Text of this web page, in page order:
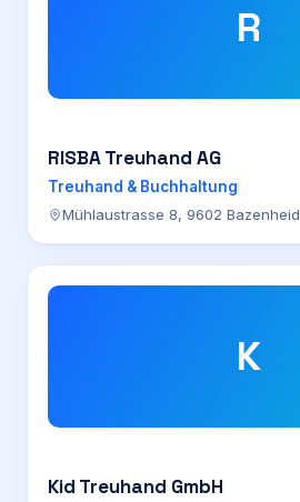
R
RISBA Treuhand AG
Treuhand & Buchhaltung
Mühlaustrasse 8, 9602 Bazenheid
K
Kid Treuhand GmbH